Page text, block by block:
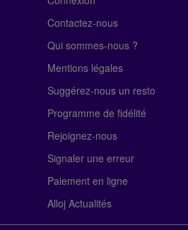
Contactez-nous
Qui sommes-nous ?
Mentions légales
Suggérez-nous un resto
Programme de fidélité
Rejoignez-nous
Signaler une erreur
Paiement en ligne
Alloj Actualités